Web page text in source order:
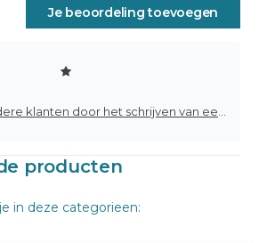
Je beoordeling toevoegen
producten
in deze categorieen: